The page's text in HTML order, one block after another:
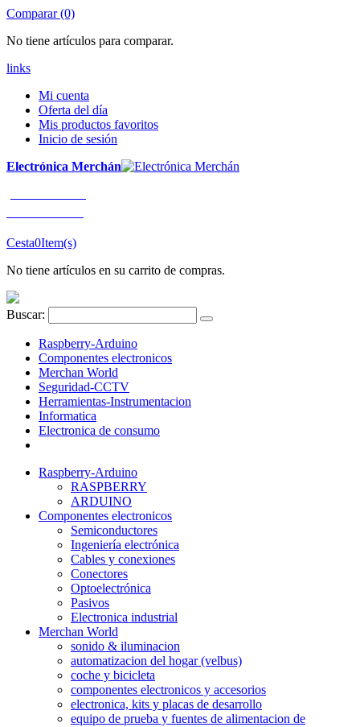
Comparar (0)
No tiene artículos para comparar.
links
Mi cuenta
Oferta del día
Mis productos favoritos
Inicio de sesión
Electrónica Merchán
Cesta0Item(s)
No tiene artículos en su carrito de compras.
Buscar:
Raspberry-Arduino
Componentes electronicos
Merchan World
Seguridad-CCTV
Herramientas-Instrumentacion
Informatica
Electronica de consumo
Raspberry-Arduino
RASPBERRY
ARDUINO
Componentes electronicos
Semiconductores
Ingeniería electrónica
Cables y conexiones
Conectores
Optoelectrónica
Pasivos
Electronica industrial
Merchan World
sonido & iluminacion
automatizacion del hogar (velbus)
coche y bicicleta
componentes electronicos y accesorios
electronica, kits y placas de desarrollo
equipo de prueba y fuentes de alimentacion de